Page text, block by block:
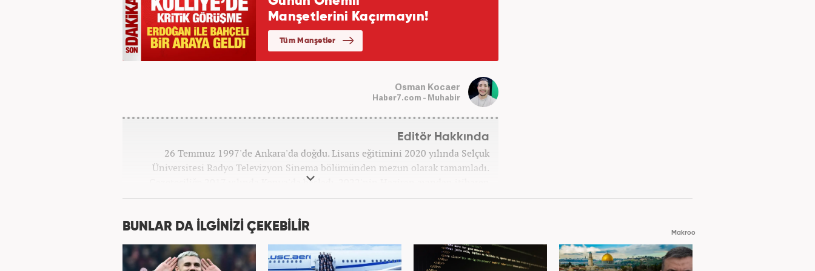
Osman Kocaer
Haber7.com - Muhabir
Editör Hakkında
26 Temmuz 1997'de Ankara'da doğdu. Lisans eğitimini 2020 yılında Selçuk
Üniversitesi Radyo Televizyon Sinema bölümünden mezun olarak tamamladı.
Gazeteciliğe 2017 yılında Konya'da başladı. 2022'nin Haziran ayından itibaren
Haber7.com'da mesleki hayatına devam etmektedir.
BUNLAR DA İLGİNİZİ ÇEKEBİLİR Makroo